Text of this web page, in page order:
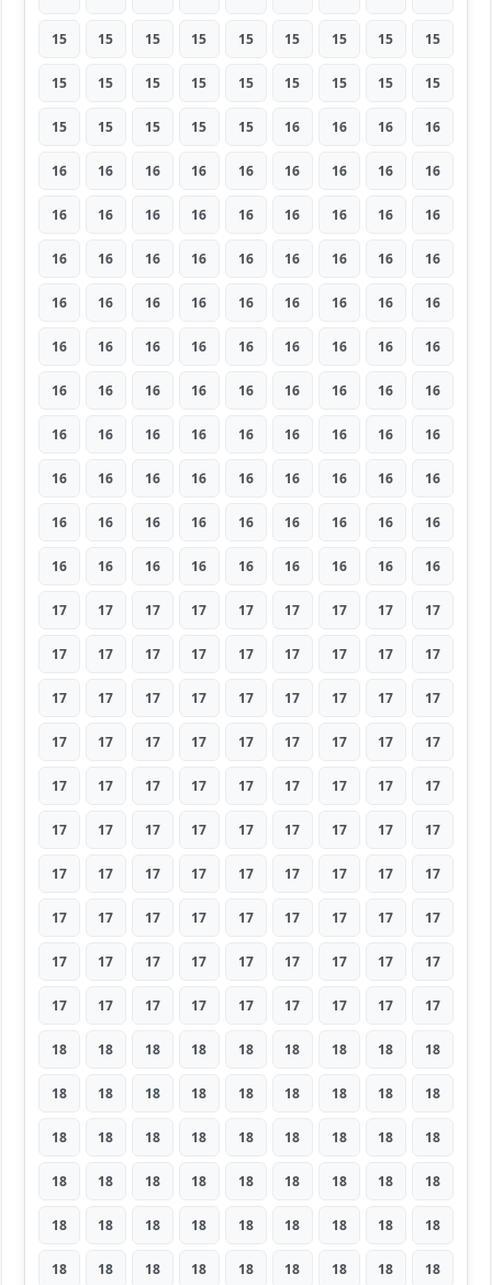
15 15 15 15 15 15 15 15 15
15 15 15 15 15 15 15 15 15
15 15 15 15 15 16 16 16 16
16 16 16 16 16 16 16 16 16
16 16 16 16 16 16 16 16 16
16 16 16 16 16 16 16 16 16
16 16 16 16 16 16 16 16 16
16 16 16 16 16 16 16 16 16
16 16 16 16 16 16 16 16 16
16 16 16 16 16 16 16 16 16
16 16 16 16 16 16 16 16 16
16 16 16 16 16 16 16 16 16
16 16 16 16 16 16 16 16 16
17 17 17 17 17 17 17 17 17
17 17 17 17 17 17 17 17 17
17 17 17 17 17 17 17 17 17
17 17 17 17 17 17 17 17 17
17 17 17 17 17 17 17 17 17
17 17 17 17 17 17 17 17 17
17 17 17 17 17 17 17 17 17
17 17 17 17 17 17 17 17 17
17 17 17 17 17 17 17 17 17
17 17 17 17 17 17 17 17 17
18 18 18 18 18 18 18 18 18
18 18 18 18 18 18 18 18 18
18 18 18 18 18 18 18 18 18
18 18 18 18 18 18 18 18 18
18 18 18 18 18 18 18 18 18
18 18 18 18 18 18 18 18 18